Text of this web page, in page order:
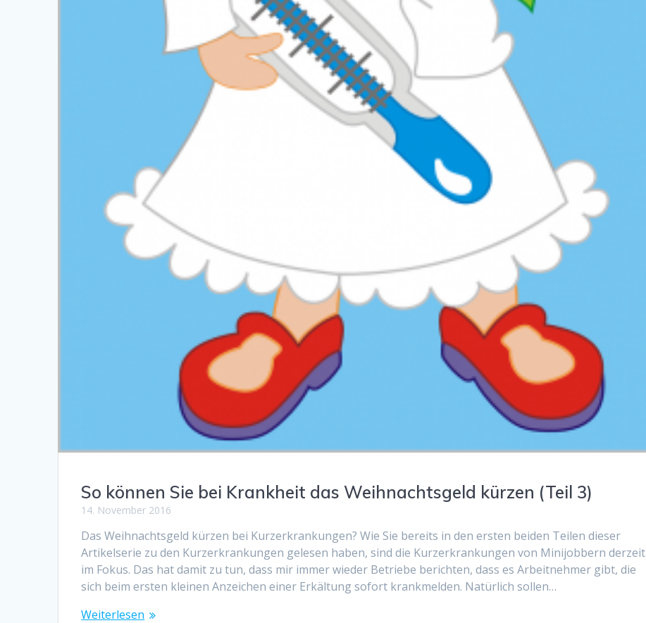
So können Sie bei Krankheit das Weihnachtsgeld kürzen (Teil 3)
14. November 2016
Das Weihnachtsgeld kürzen bei Kurzerkrankungen? Wie Sie bereits in den ersten beiden Teilen dieser
Artikelserie zu den Kurzerkrankungen gelesen haben, sind die Kurzerkrankungen von Minijobbern derzeit
im Fokus. Das hat damit zu tun, dass mir immer wieder Betriebe berichten, dass es Arbeitnehmer gibt, die
sich beim ersten kleinen Anzeichen einer Erkältung sofort krankmelden. Natürlich sollen…
Weiterlesen